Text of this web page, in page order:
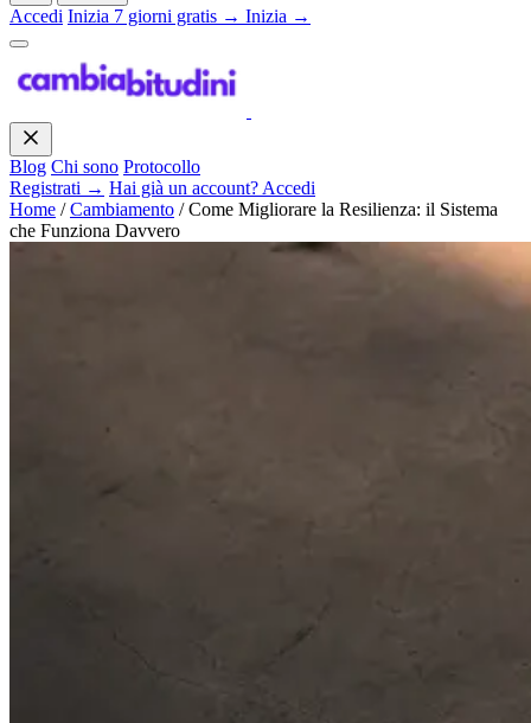
Accedi Inizia 7 giorni gratis → Inizia →
Blog Chi sono Protocollo
Registrati → Hai già un account? Accedi
Home / Cambiamento / Come Migliorare la Resilienza: il Sistema
che Funziona Davvero